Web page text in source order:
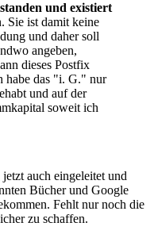
und existiert
Sie ist damit keine
und daher soll
angeben,
dieses Postfix
habe das "i. G." nur
und auf der
soweit ich
auch eingeleitet und
Bücher und Google
Fehlt nur noch die
zu schaffen.